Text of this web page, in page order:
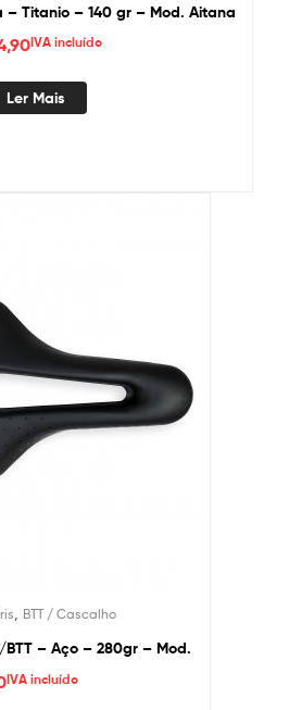
– Titanio – 140 gr – Mod. Aitana
IVA incluído
Ler Mais
BTT / Cascalho
– Aço – 280gr – Mod.
IVA incluído